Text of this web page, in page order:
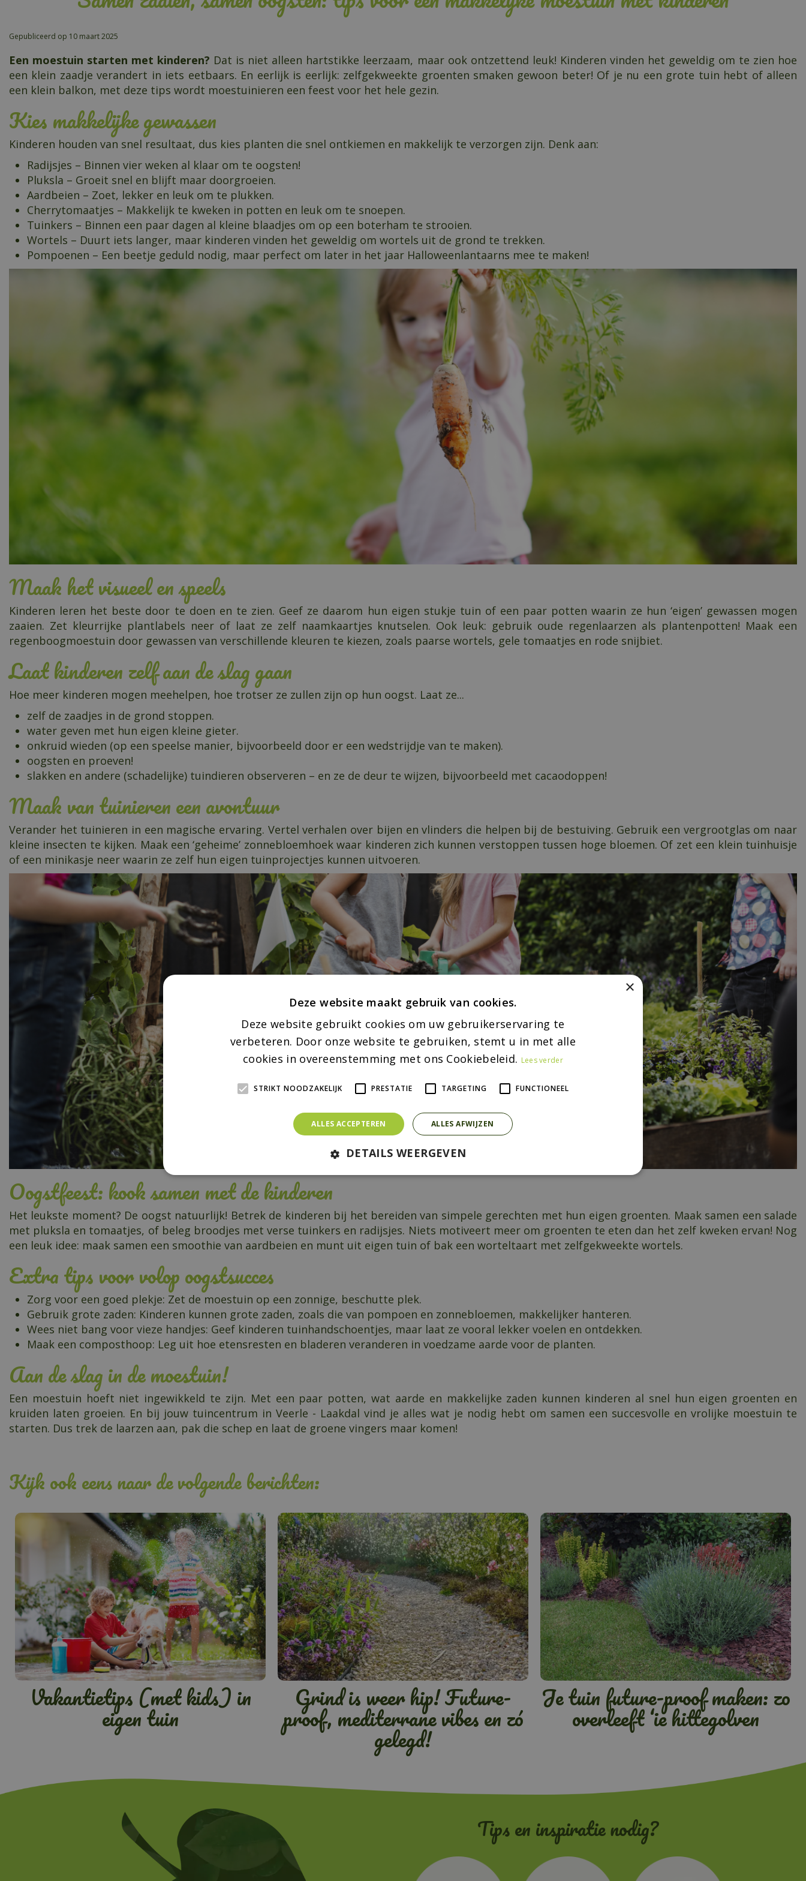
Gepubliceerd op 10 maart 2025
Een moestuin starten met kinderen? Dat is niet alleen hartstikke leerzaam, maar ook ontzettend leuk! Kinderen vinden het geweldig om te zien hoe
een klein zaadje verandert in iets eetbaars. En eerlijk is eerlijk: zelfgekweekte groenten smaken gewoon beter! Of je nu een grote tuin hebt of alleen
een klein balkon, met deze tips wordt moestuinieren een feest voor het hele gezin.
Kies makkelijke gewassen
Kinderen houden van snel resultaat, dus kies planten die snel ontkiemen en makkelijk te verzorgen zijn. Denk aan:
Radijsjes – Binnen vier weken al klaar om te oogsten!
Pluksla – Groeit snel en blijft maar doorgroeien.
Aardbeien – Zoet, lekker en leuk om te plukken.
Cherrytomaatjes – Makkelijk te kweken in potten en leuk om te snoepen.
Tuinkers – Binnen een paar dagen al kleine blaadjes om op een boterham te strooien.
Wortels – Duurt iets langer, maar kinderen vinden het geweldig om wortels uit de grond te trekken.
Pompoenen – Een beetje geduld nodig, maar perfect om later in het jaar Halloweenlantaarns mee te maken!
Maak het visueel en speels
Kinderen leren het beste door te doen en te zien. Geef ze daarom hun eigen stukje tuin of een paar potten waarin ze hun ‘eigen’ gewassen mogen
zaaien. Zet kleurrijke plantlabels neer of laat ze zelf naamkaartjes knutselen. Ook leuk: gebruik oude regenlaarzen als plantenpotten! Maak een
regenboogmoestuin door gewassen van verschillende kleuren te kiezen, zoals paarse wortels, gele tomaatjes en rode snijbiet.
Laat kinderen zelf aan de slag gaan
Hoe meer kinderen mogen meehelpen, hoe trotser ze zullen zijn op hun oogst. Laat ze...
zelf de zaadjes in de grond stoppen.
water geven met hun eigen kleine gieter.
onkruid wieden (op een speelse manier, bijvoorbeeld door er een wedstrijdje van te maken).
oogsten en proeven!
slakken en andere (schadelijke) tuindieren observeren – en ze de deur te wijzen, bijvoorbeeld met cacaodoppen!
Maak van tuinieren een avontuur
Verander het tuinieren in een magische ervaring. Vertel verhalen over bijen en vlinders die helpen bij de bestuiving. Gebruik een vergrootglas om naar
kleine insecten te kijken. Maak een ‘geheime’ zonnebloemhoek waar kinderen zich kunnen verstoppen tussen hoge bloemen. Of zet een klein tuinhuisje
of een minikasje neer waarin ze zelf hun eigen tuinprojectjes kunnen uitvoeren.
Oogstfeest: kook samen met de kinderen
Het leukste moment? De oogst natuurlijk! Betrek de kinderen bij het bereiden van simpele gerechten met hun eigen groenten. Maak samen een salade
met pluksla en tomaatjes, of beleg broodjes met verse tuinkers en radijsjes. Niets motiveert meer om groenten te eten dan het zelf kweken ervan! Nog
een leuk idee: maak samen een smoothie van aardbeien en munt uit eigen tuin of bak een worteltaart met zelfgekweekte wortels.
Extra tips voor volop oogstsucces
Zorg voor een goed plekje: Zet de moestuin op een zonnige, beschutte plek.
Gebruik grote zaden: Kinderen kunnen grote zaden, zoals die van pompoen en zonnebloemen, makkelijker hanteren.
Wees niet bang voor vieze handjes: Geef kinderen tuinhandschoentjes, maar laat ze vooral lekker voelen en ontdekken.
Maak een composthoop: Leg uit hoe etensresten en bladeren veranderen in voedzame aarde voor de planten.
Aan de slag in de moestuin!
Een moestuin hoeft niet ingewikkeld te zijn. Met een paar potten, wat aarde en makkelijke zaden kunnen kinderen al snel hun eigen groenten en
kruiden laten groeien. En bij jouw tuincentrum in Veerle - Laakdal vind je alles wat je nodig hebt om samen een succesvolle en vrolijke moestuin te
starten. Dus trek de laarzen aan, pak die schep en laat de groene vingers maar komen!
Kijk ook eens naar de volgende berichten:
Vakantietips (met kids) in
eigen tuin
Grind is weer hip! Future-
proof, mediterrane vibes en zó
gelegd!
Je tuin future-proof maken: zo
overleeft ‘ie hittegolven
Tips en inspiratie nodig?
×
Deze website maakt gebruik van cookies.
Deze website gebruikt cookies om uw gebruikerservaring te
verbeteren. Door onze website te gebruiken, stemt u in met alle
cookies in overeenstemming met ons Cookiebeleid. Lees verder
STRIKT NOODZAKELIJK PRESTATIE TARGETING FUNCTIONEEL
ALLES ACCEPTEREN ALLES AFWIJZEN
DETAILS WEERGEVEN